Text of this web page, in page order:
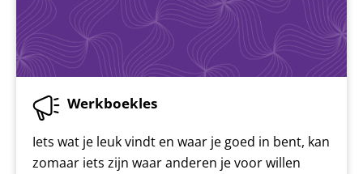
Werkboekles
Iets wat je leuk vindt en waar je goed in bent, kan
zomaar iets zijn waar anderen je voor willen